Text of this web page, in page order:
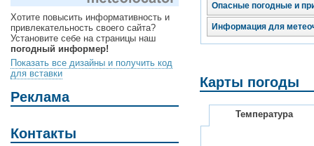
Хотите повысить информативность и
привлекательность своего сайта?
Установите себе на страницы наш
погодный информер!
Показать все дизайны и получить код
для вставки
Реклама
Контакты
Опасные погодные и
Информация для
Карты погоды
Температура